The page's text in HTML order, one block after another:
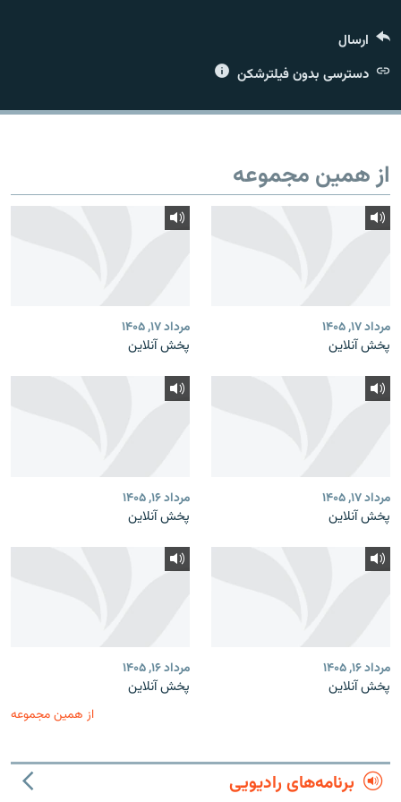
زبان‌های دیگر
ارسال
دسترسی بدون فیلترشکن
از همین مجموعه
مرداد ۱۷, ۱۴۰۵
پخش آنلاین
مرداد ۱۷, ۱۴۰۵
پخش آنلاین
مرداد ۱۷, ۱۴۰۵
پخش آنلاین
مرداد ۱۶, ۱۴۰۵
پخش آنلاین
مرداد ۱۶, ۱۴۰۵
پخش آنلاین
مرداد ۱۶, ۱۴۰۵
پخش آنلاین
از همین مجموعه
برنامه‌های رادیویی